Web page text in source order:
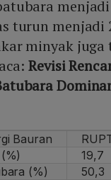
menjadi
turun menjadi
minyak
Revisi
Bauran
19,7
(%) 50,3